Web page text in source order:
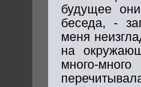
будущее
беседа, -
меня
на
много-